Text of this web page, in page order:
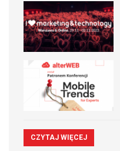
CZYTAJ WIĘCEJ